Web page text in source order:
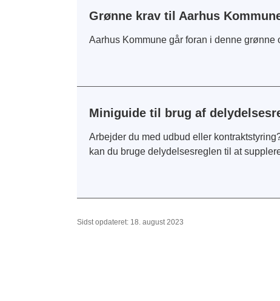
Grønne krav til Aarhus
Aarhus Kommune går foran i denne grønne
Miniguide til brug af
Arbejder du med udbud eller
kan du bruge delydelsesreglen til at
Sidst opdateret: 18. august 2023